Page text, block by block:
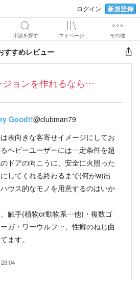
ログイン 新規登録
小説を探す マイページ その他
すすめレビュー
ジョンを作れるなら…
Good!!@clubman79
表向きな客寄せイメージにしてお
ヘビーユーザーには一定条件を超
ドアの向こうに、安全に火照った
してくれる終わるまで(何がw)出
ウス的なモノを用意するのはいか
触手(植物or動物系…他)・複数ゴ
ガ・ワーウルフ…、性癖のねじ曲
ます。